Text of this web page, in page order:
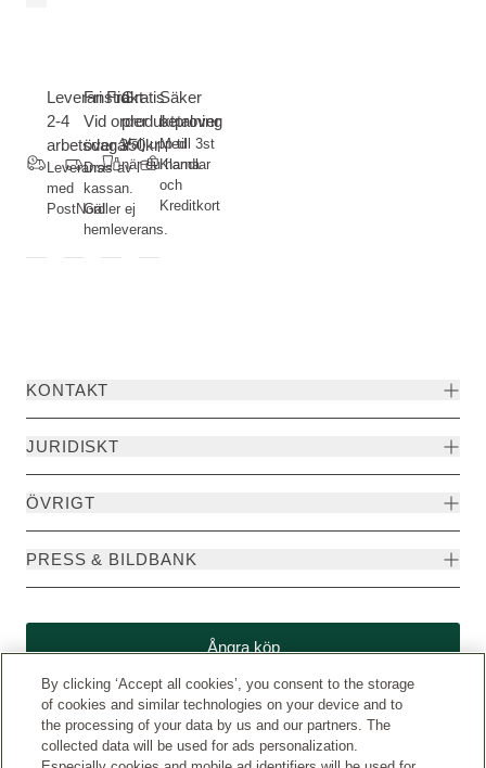
Leveranstid
2-4
arbetsdagar
Leverans
med
PostNord
Fri Frakt-
Vid order
över 350kr
Dras av i
kassan.
Gäller ej
hemleverans.
Gratis
produktprover
Välj upp till 3st
när du handlar
Säker
betalning
Med
Klarna
och
Kreditkort
KONTAKT
JURIDISKT
ÖVRIGT
PRESS & BILDBANK
Ångra köp
By clicking ‘Accept all cookies’, you consent to the storage
of cookies and similar technologies on your device and to
the processing of your data by us and our partners. The
collected data will be used for ads personalization.